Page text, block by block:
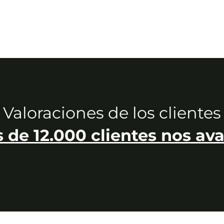
Valoraciones de los clientes
de 12.000 clientes nos